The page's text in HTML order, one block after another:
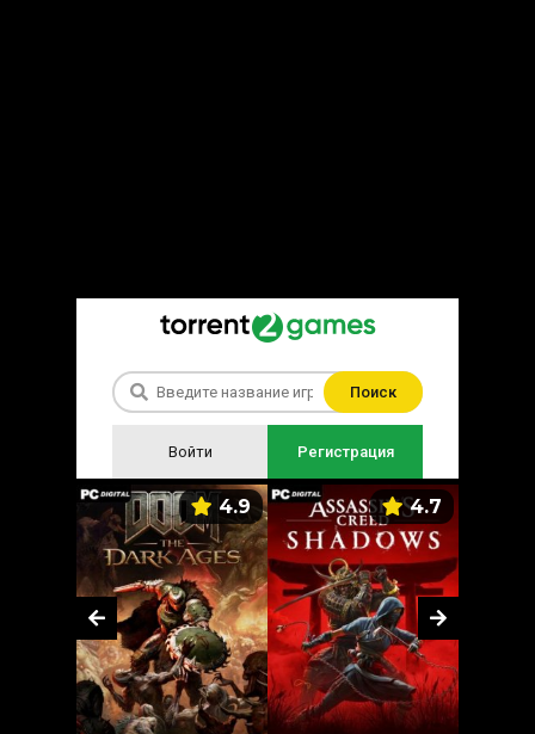
Поиск
Войти Регистрация
4.9 4.7